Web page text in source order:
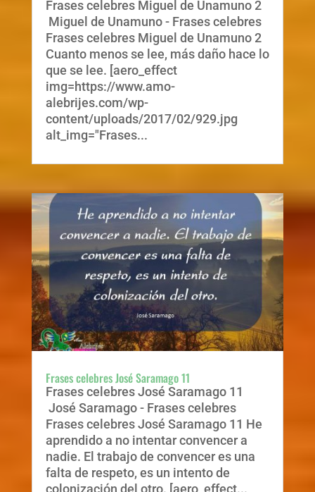
Frases celebres Miguel de Unamuno 2
Miguel de Unamuno - Frases celebres
Frases celebres Miguel de Unamuno 2
Cuanto menos se lee, más daño hace lo
que se lee. [aero_effect
img=https://www.amo-
alebrijes.com/wp-
content/uploads/2017/02/929.jpg
alt_img="Frases...
Frases celebres José Saramago 11
Frases celebres José Saramago 11
José Saramago - Frases celebres
Frases celebres José Saramago 11 He
aprendido a no intentar convencer a
nadie. El trabajo de convencer es una
falta de respeto, es un intento de
colonización del otro. [aero_effect...